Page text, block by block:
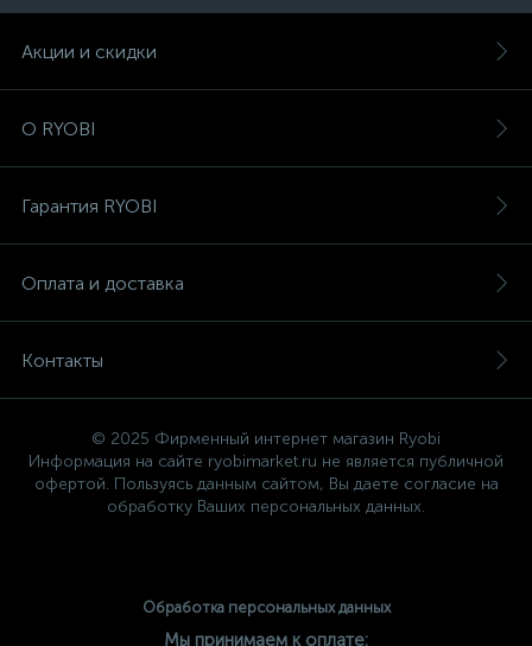
Акции и скидки
О RYOBI
Гарантия RYOBI
Оплата и доставка
Контакты
© 2025 Фирменный интернет магазин Ryobi
Информация на сайте ryobimarket.ru не является публичной
офертой. Пользуясь данным сайтом, Вы даете согласие на
обработку Ваших персональных данных.
Обработка персональных данных
Мы принимаем к оплате: